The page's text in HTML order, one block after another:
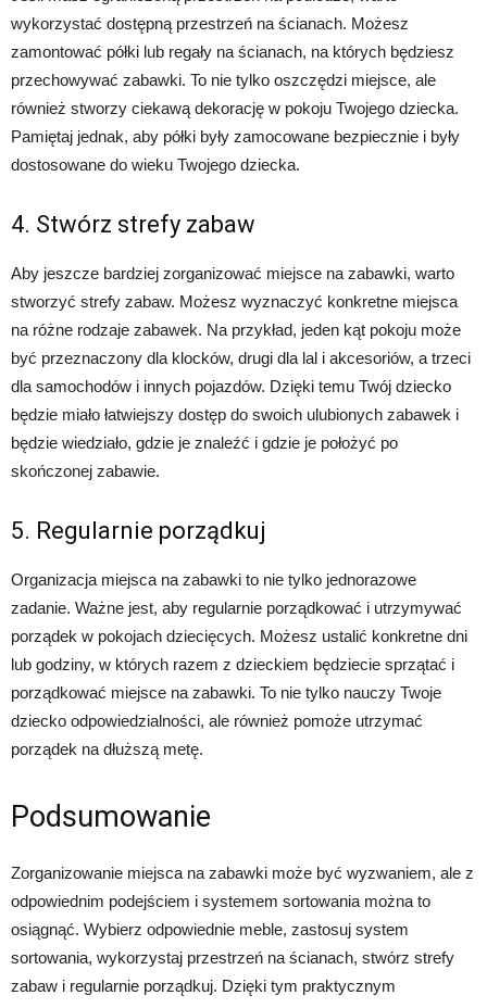
wykorzystać dostępną przestrzeń na ścianach. Możesz
zamontować półki lub regały na ścianach, na których będziesz
przechowywać zabawki. To nie tylko oszczędzi miejsce, ale
również stworzy ciekawą dekorację w pokoju Twojego dziecka.
Pamiętaj jednak, aby półki były zamocowane bezpiecznie i były
dostosowane do wieku Twojego dziecka.
4. Stwórz strefy zabaw
Aby jeszcze bardziej zorganizować miejsce na zabawki, warto
stworzyć strefy zabaw. Możesz wyznaczyć konkretne miejsca
na różne rodzaje zabawek. Na przykład, jeden kąt pokoju może
być przeznaczony dla klocków, drugi dla lal i akcesoriów, a trzeci
dla samochodów i innych pojazdów. Dzięki temu Twój dziecko
będzie miało łatwiejszy dostęp do swoich ulubionych zabawek i
będzie wiedziało, gdzie je znaleźć i gdzie je położyć po
skończonej zabawie.
5. Regularnie porządkuj
Organizacja miejsca na zabawki to nie tylko jednorazowe
zadanie. Ważne jest, aby regularnie porządkować i utrzymywać
porządek w pokojach dziecięcych. Możesz ustalić konkretne dni
lub godziny, w których razem z dzieckiem będziecie sprzątać i
porządkować miejsce na zabawki. To nie tylko nauczy Twoje
dziecko odpowiedzialności, ale również pomoże utrzymać
porządek na dłuższą metę.
Podsumowanie
Zorganizowanie miejsca na zabawki może być wyzwaniem, ale z
odpowiednim podejściem i systemem sortowania można to
osiągnąć. Wybierz odpowiednie meble, zastosuj system
sortowania, wykorzystaj przestrzeń na ścianach, stwórz strefy
zabaw i regularnie porządkuj. Dzięki tym praktycznym